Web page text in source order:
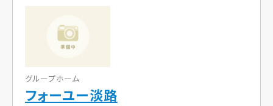
グループホーム
フォーユー淡路